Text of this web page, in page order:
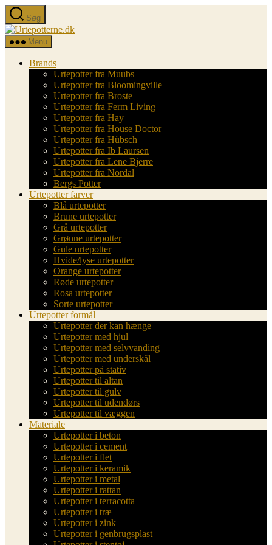
Spring
til
indholdet
Søg
Urtepotterne.dk
Menu
Brands
Urtepotter fra Muubs
Urtepotter fra Bloomingville
Urtepotter fra Broste
Urtepotter fra Ferm Living
Urtepotter fra Hay
Urtepotter fra House Doctor
Urtepotter fra Hübsch
Urtepotter fra Ib Laursen
Urtepotter fra Lene Bjerre
Urtepotter fra Nordal
Bergs Potter
Urtepotter farver
Blå urtepotter
Brune urtepotter
Grå urtepotter
Grønne urtepotter
Gule urtepotter
Hvide/lyse urtepotter
Orange urtepotter
Røde urtepotter
Rosa urtepotter
Sorte urtepotter
Urtepotter formål
Urtepotter der kan hænge
Urtepotter med hjul
Urtepotter med selvvanding
Urtepotter med underskål
Urtepotter på stativ
Urtepotter til altan
Urtepotter til gulv
Urtepotter til udendørs
Urtepotter til væggen
Materiale
Urtepotter i beton
Urtepotter i cement
Urtepotter i flet
Urtepotter i keramik
Urtepotter i metal
Urtepotter i rattan
Urtepotter i terracotta
Urtepotter i træ
Urtepotter i zink
Urtepotter i genbrugsplast